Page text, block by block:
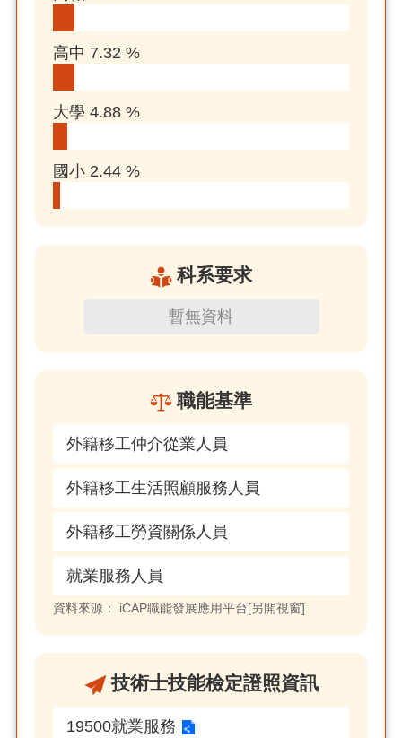
高中 7.32 %
大學 4.88 %
國小 2.44 %
科系要求
暫無資料
職能基準
外籍移工仲介從業人員
外籍移工生活照顧服務人員
外籍移工勞資關係人員
就業服務人員
資料來源： iCAP職能發展應用平台[另開視窗]
技術士技能檢定證照資訊
19500就業服務